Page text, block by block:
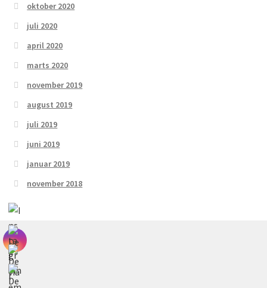
oktober 2020
juli 2020
april 2020
marts 2020
november 2019
august 2019
juli 2019
juni 2019
januar 2019
november 2018